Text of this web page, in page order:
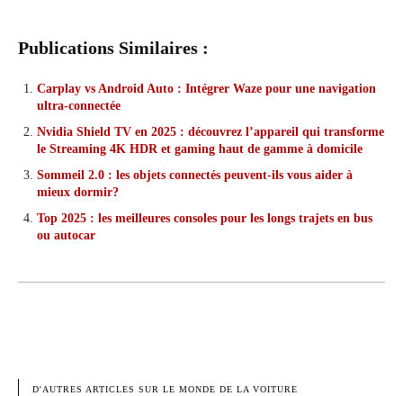
Publications Similaires :
Carplay vs Android Auto : Intégrer Waze pour une navigation
ultra-connectée
Nvidia Shield TV en 2025 : découvrez l’appareil qui transforme
le Streaming 4K HDR et gaming haut de gamme à domicile
Sommeil 2.0 : les objets connectés peuvent-ils vous aider à
mieux dormir?
Top 2025 : les meilleures consoles pour les longs trajets en bus
ou autocar
D'AUTRES ARTICLES SUR LE MONDE DE LA VOITURE